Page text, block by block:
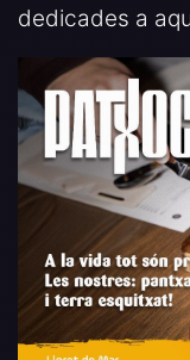
dedicades a